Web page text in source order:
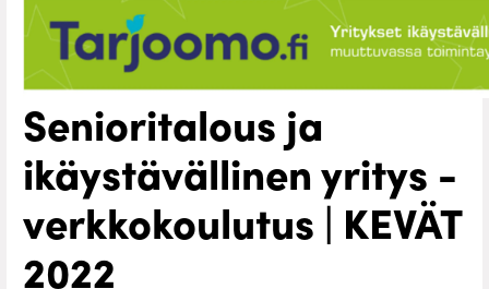
Senioritalous ja
ikäystävällinen yritys -
verkkokoulutus | KEVÄT
2022